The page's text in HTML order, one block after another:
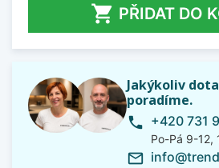
 PŘIDAT DO
Jakýkoliv
poradíme.
phone +420 731
Po-Pá 9-12,
mail_outline